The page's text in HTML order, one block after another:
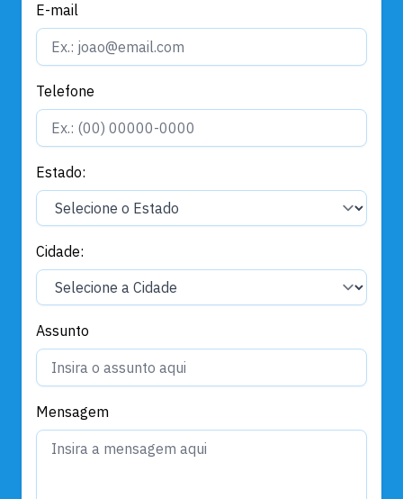
E-mail
Telefone
Estado:
Cidade:
Assunto
Mensagem